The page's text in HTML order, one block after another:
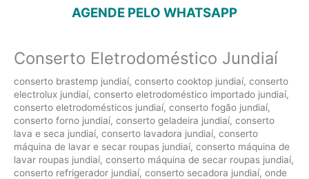
AGENDE PELO WHATSAPP
Conserto Eletrodoméstico Jundiaí
conserto brastemp jundiaí, conserto cooktop jundiaí, conserto
electrolux jundiaí, conserto eletrodoméstico importado jundiaí,
conserto eletrodomésticos jundiaí, conserto fogão jundiaí,
conserto forno jundiaí, conserto geladeira jundiaí, conserto
lava e seca jundiaí, conserto lavadora jundiaí, conserto
máquina de lavar e secar roupas jundiaí, conserto máquina de
lavar roupas jundiaí, conserto máquina de secar roupas jundiaí,
conserto refrigerador jundiaí, conserto secadora jundiaí, onde